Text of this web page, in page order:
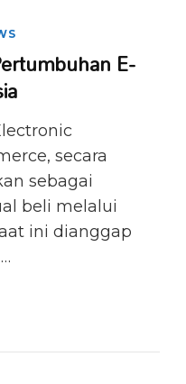
E-
secara
sebagai
beli melalui
ini dianggap